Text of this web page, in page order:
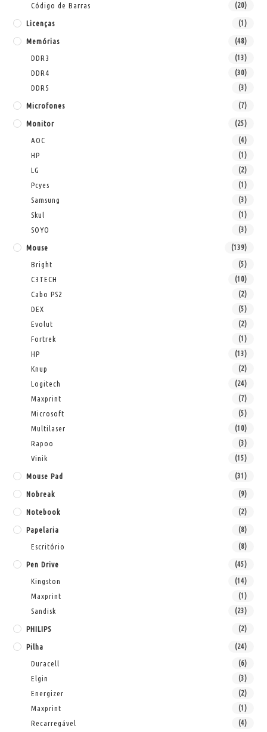
Código de Barras (20)
Licenças (1)
Memórias (48)
DDR3 (13)
DDR4 (30)
DDR5 (3)
Microfones (7)
Monitor (25)
AOC (4)
HP (1)
LG (2)
Pcyes (1)
Samsung (3)
Skul (1)
SOYO (3)
Mouse (139)
Bright (5)
C3TECH (10)
Cabo PS2 (2)
DEX (5)
Evolut (2)
Fortrek (1)
HP (13)
Knup (2)
Logitech (24)
Maxprint (7)
Microsoft (5)
Multilaser (10)
Rapoo (3)
Vinik (15)
Mouse Pad (31)
Nobreak (9)
Notebook (2)
Papelaria (8)
Escritório (8)
Pen Drive (45)
Kingston (14)
Maxprint (1)
Sandisk (23)
PHILIPS (2)
Pilha (24)
Duracell (6)
Elgin (3)
Energizer (2)
Maxprint (1)
Recarregável (4)